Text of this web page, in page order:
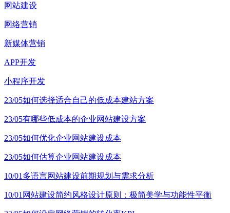
网站建设
网络营销
新媒体营销
APP开发
小程序开发
23/05如何选择适合自己的低成本建站方案
23/05有哪些低成本的企业网站建设方案
23/05如何优化企业网站建设成本
23/05如何估算企业网站建设成本
10/01 多语言网站建设前期规划与需求分析
10/01 网站建设简约风格设计原则：极简美学与功能性平衡